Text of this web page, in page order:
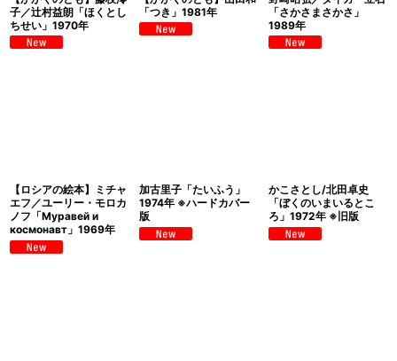
子／辻村益朗「ほくとし
ちせい」1970年
「つき」1981年
「さかさまさかさ」
1989年
【ロシアの絵本】ミチャ
エフ／ユーリー・モロカ
ノフ「Муравей и
космонавт」1969年
加古里子「たいふう」
1974年 ※ハードカバー
版
かこさとし/北田卓史
「ぼくのいまいるとこ
ろ」1972年 ※旧版